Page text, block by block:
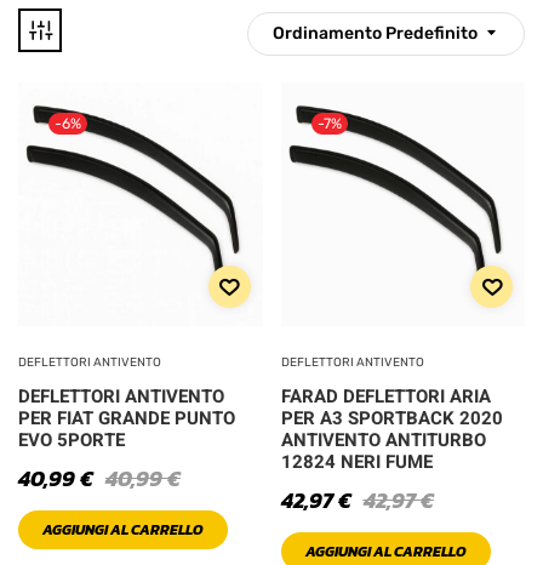
5 21 38
Disponibile
PRODOTTO
Categorie prodotto
PRODOTTO
COLOR
Ordinamento Predefinito
-6%
DEFLETTORI ANTIVENTO
DEFLETTORI ANTIVENTO
PER FIAT GRANDE PUNTO
EVO 5PORTE
40,99€
40,99€
AGGIUNGI AL CARRELLO
-7%
DEFLETTORI ANTIVENTO
FARAD DEFLETTORI ARIA
PER A3 SPORTBACK 2020
ANTIVENTO ANTITURBO
12824 NERI FUME
42,97€
42,97€
AGGIUNGI AL CARRELLO